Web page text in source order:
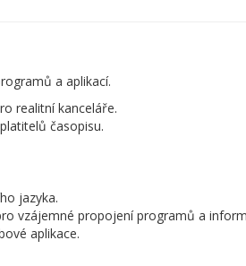
a aplikací.
realitní kanceláře.
časopisu.
jazyka.
vzájemné propojení programů a
aplikace.